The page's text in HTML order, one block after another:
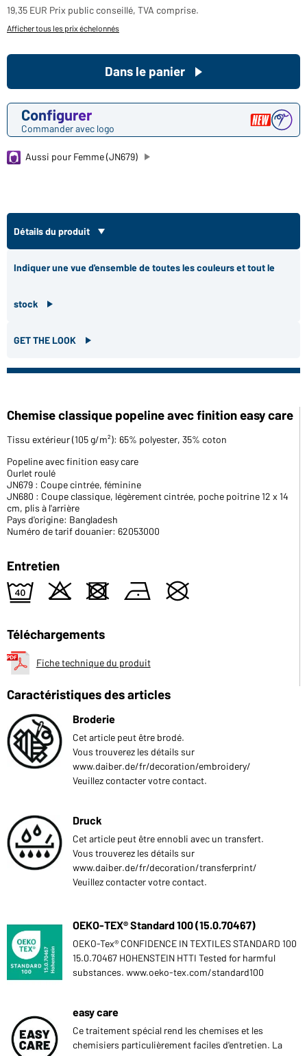
19,35 EUR Prix public conseillé, TVA comprise.
Afficher tous les prix échelonnés
Configurer
Commander avec logo
Dans le panier
Aussi pour Femme (JN679)
Détails du produit
Indiquer une vue d'ensemble de toutes les couleurs et tout le
stock
GET THE LOOK
Chemise classique popeline avec finition easy care
Tissu extérieur (105 g/m²): 65% polyester, 35% coton
Popeline avec finition easy care
Ourlet roulé
JN679 : Coupe cintrée, féminine
JN680 : Coupe classique, légèrement cintrée, poche poitrine 12 x 14
cm, plis à l'arrière
Pays d'origine: Bangladesh
Numéro de tarif douanier: 62053000
Entretien
9 o d n U
Téléchargements
Fiche technique du produit
Caractéristiques des articles
Broderie
Cet article peut être brodé.
Vous trouverez les détails sur
www.daiber.de/fr/decoration/embroidery/
Veuillez contacter votre contact.
Druck
Cet article peut être ennobli avec un transfert.
Vous trouverez les détails sur
www.daiber.de/fr/decoration/transferprint/
Veuillez contacter votre contact.
OEKO-TEX® Standard 100 (15.0.70467)
OEKO-Tex® CONFIDENCE IN TEXTILES STANDARD 100
15.0.70467 HOHENSTEIN HTTI Tested for harmful
substances. www.oeko-tex.com/standard100
easy care
Ce traitement spécial rend les chemises et les
chemisiers particulièrement faciles d'entretien. La